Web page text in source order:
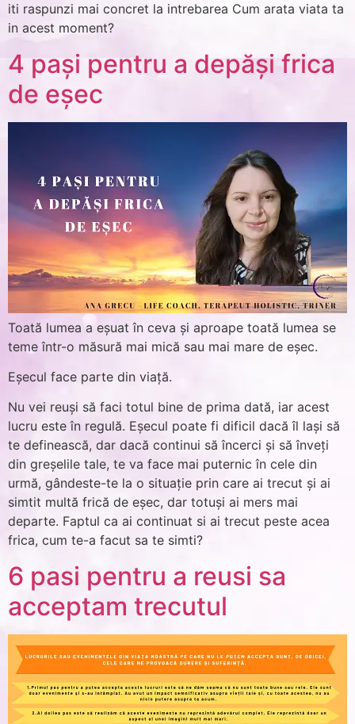
iti raspunzi mai concret la intrebarea Cum arata viata ta
in acest moment?
4 pași pentru a depăși frica
de eșec
Toată lumea a eșuat în ceva și aproape toată lumea se
teme într-o măsură mai mică sau mai mare de eșec.
Eșecul face parte din viață.
Nu vei reuși să faci totul bine de prima dată, iar acest
lucru este în regulă. Eșecul poate fi dificil dacă îl lași să
te definească, dar dacă continui să încerci și să înveți
din greșelile tale, te va face mai puternic în cele din
urmă, gândeste-te la o situație prin care ai trecut și ai
simtit multă frică de eșec, dar totuși ai mers mai
departe. Faptul ca ai continuat si ai trecut peste acea
frica, cum te-a facut sa te simti?
6 pasi pentru a reusi sa
acceptam trecutul